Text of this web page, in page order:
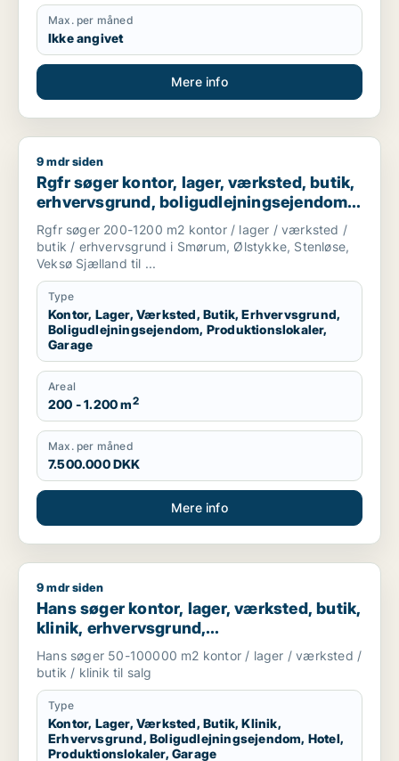
Max. per måned
Ikke angivet
Mere info
Rgfr søger kontor, lager, værksted, butik, erhvervsgrund,
9 mdr siden
Rgfr søger kontor, lager, værksted, butik,
erhvervsgrund, boligudlejningsejendom,
produktionslokaler eller garage til salg i
Egedal
Rgfr søger 200-1200 m2 kontor / lager / værksted /
butik / erhvervsgrund i Smørum, Ølstykke, Stenløse,
Veksø Sjælland til ...
Type
Kontor, Lager, Værksted, Butik, Erhvervsgrund,
Boligudlejningsejendom, Produktionslokaler,
Garage
Areal
200 - 1.200 m2
Max. per måned
7.500.000 DKK
Mere info
Hans søger kontor, lager, værksted, butik, klinik,
9 mdr siden
Hans søger kontor, lager, værksted, butik,
klinik, erhvervsgrund,
boligudlejningsejendom, hotel,
produktionslokaler eller garage til salg i
Region Sjælland
Hans søger 50-100000 m2 kontor / lager / værksted /
butik / klinik til salg
Type
Kontor, Lager, Værksted, Butik, Klinik,
Erhvervsgrund, Boligudlejningsejendom, Hotel,
Produktionslokaler, Garage